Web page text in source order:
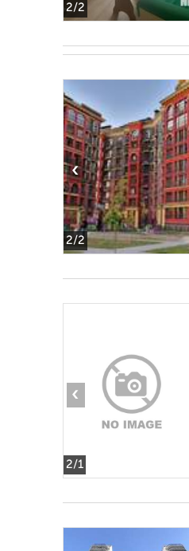
2/2
2/2
‹
2/1
‹